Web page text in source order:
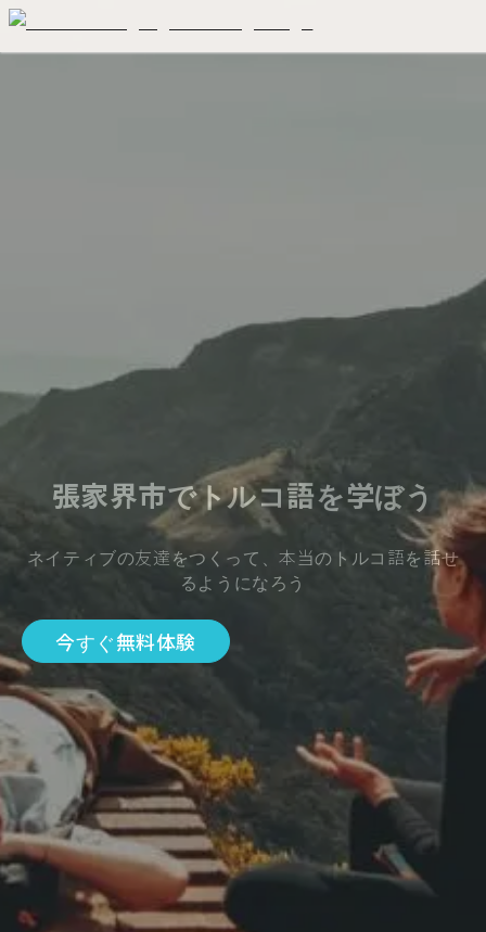
張家界市でトルコ語を学ぼう
ネイティブの友達をつくって、本当のトルコ語を話せ
るようになろう
今すぐ無料体験